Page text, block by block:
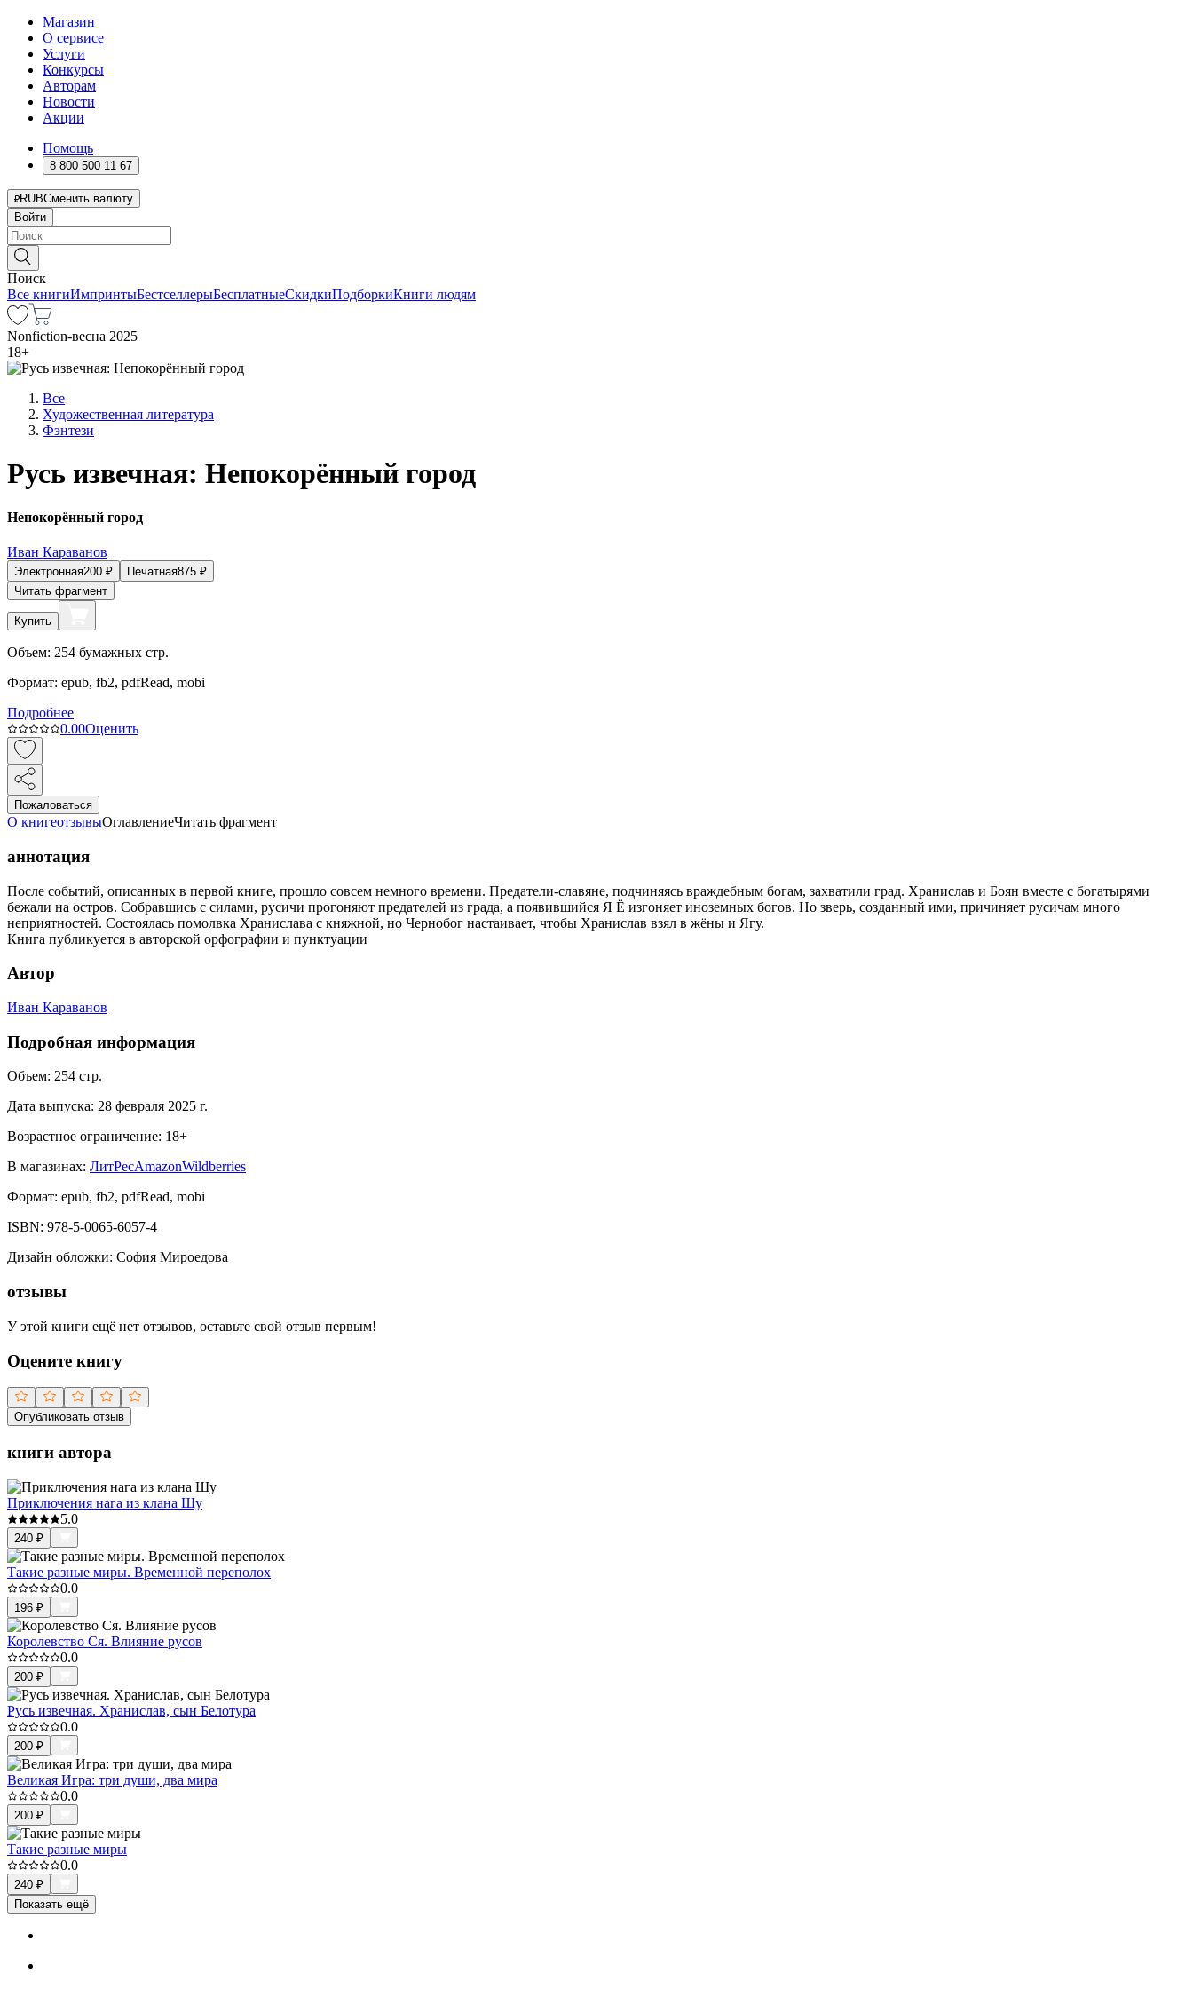
Магазин
О сервисе
Услуги
Конкурсы
Авторам
Новости
Акции
Помощь
8 800 500 11 67
RUBСменить валюту
Войти
Поиск
Все книгиИмпринтыБестселлерыБесплатныеСкидкиПодборкиКниги людям
Nonfiction-весна 2025
18+
Все
Художественная литература
Фэнтези
Русь извечная: Непокорённый город
Непокорённый город
Иван Караванов
Электронная200 ₽ Печатная875 ₽
Читать фрагмент
Купить
Объем: 254 бумажных стр.
Формат: epub, fb2, pdfRead, mobi
Подробнее
0.00Оценить
Пожаловаться
О книгеотзывыОглавлениеЧитать фрагмент
аннотация
После событий, описанных в первой книге, прошло совсем немного времени. Предатели-славяне, подчиняясь враждебным богам, захватили град. Хранислав и Боян вместе с богатырями
бежали на остров. Собравшись с силами, русичи прогоняют предателей из града, а появившийся Я Ё изгоняет иноземных богов. Но зверь, созданный ими, причиняет русичам много
неприятностей. Состоялась помолвка Хранислава с княжной, но Чернобог настаивает, чтобы Хранислав взял в жёны и Ягу.
Книга публикуется в авторской орфографии и пунктуации
Автор
Иван Караванов
Подробная информация
Объем: 254 стр.
Дата выпуска: 28 февраля 2025 г.
Возрастное ограничение: 18+
В магазинах: ЛитРесAmazonWildberries
Формат: epub, fb2, pdfRead, mobi
ISBN: 978-5-0065-6057-4
Дизайн обложки: София Мироедова
отзывы
У этой книги ещё нет отзывов, оставьте свой отзыв первым!
Оцените книгу
Опубликовать отзыв
книги автора
Приключения нага из клана Шу
5.0
240 ₽
Такие разные миры. Временной переполох
0.0
196 ₽
Королевство Ся. Влияние русов
0.0
200 ₽
Русь извечная. Хранислав, сын Белотура
0.0
200 ₽
Великая Игра: три души, два мира
0.0
200 ₽
Такие разные миры
0.0
240 ₽
Показать ещё